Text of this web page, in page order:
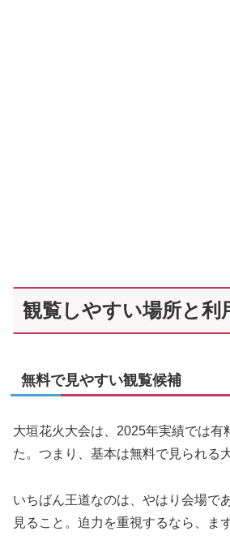
観覧しやすい場所と利
無料で見やすい観覧候補
大垣花火大会は、2025年実績では有
た。つまり、基本は無料で見られる
いちばん王道なのは、やはり会場で
見ること。迫力を重視するなら、ま